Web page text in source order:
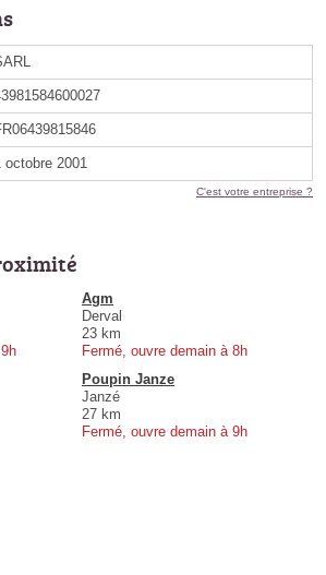
octobre 2001
C'est votre entreprise ?
Agm
Derval
23 km
Fermé, ouvre demain à 8h
Poupin Janze
Janzé
27 km
Fermé, ouvre demain à 9h